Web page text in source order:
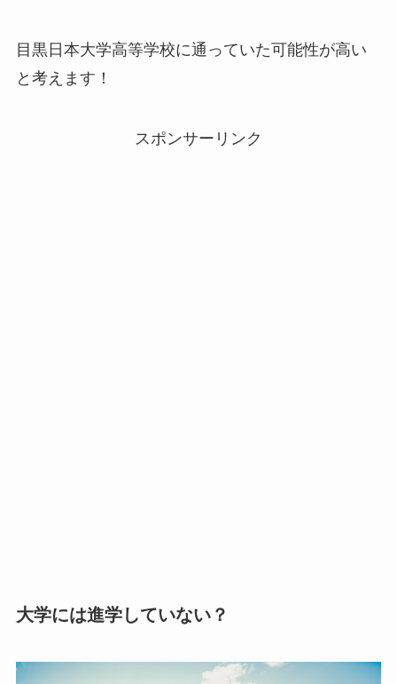
目黒日本大学高等学校に通っていた可能性が高い
と考えます！
スポンサーリンク
大学には進学していない？